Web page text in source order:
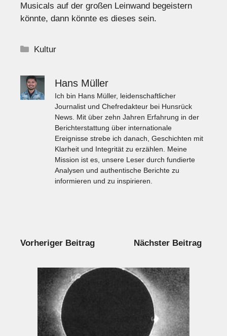
Musicals auf der großen Leinwand begeistern
könnte, dann könnte es dieses sein.
Kategorien
Kultur
Hans Müller
Ich bin Hans Müller, leidenschaftlicher
Journalist und Chefredakteur bei Hunsrück
News. Mit über zehn Jahren Erfahrung in der
Berichterstattung über internationale
Ereignisse strebe ich danach, Geschichten mit
Klarheit und Integrität zu erzählen. Meine
Mission ist es, unsere Leser durch fundierte
Analysen und authentische Berichte zu
informieren und zu inspirieren.
Vorheriger Beitrag Nächster Beitrag